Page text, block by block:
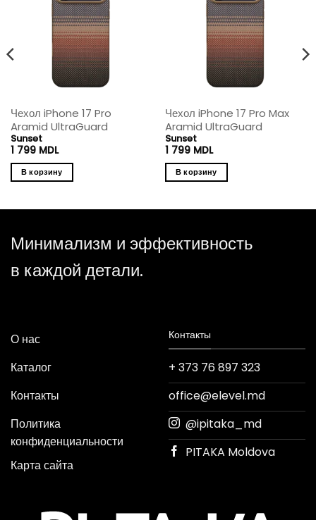
Чехол iPhone 17 Pro
Aramid UltraGuard
Sunset
1 799 MDL
В корзину
Чехол iPhone 17 Pro Max
Aramid UltraGuard
Sunset
1 799 MDL
В корзину
Минимализм и эффективность
в каждой детали.
О нас
Каталог
Контакты
Политика
конфиденциальности
Карта сайта
Контакты
+ 373 76 897 323
office@elevel.md
@ipitaka_md
PITAKA Moldova